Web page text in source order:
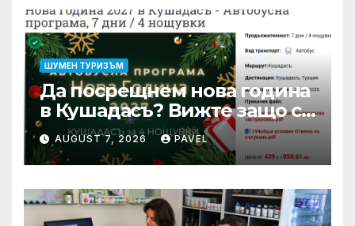
ШУМЕН ТУРИЗЪМ
Да посрещнем нова година
в Кушадасъ? Вижте защо си
заслужава …
AUGUST 7, 2026 PAVEL